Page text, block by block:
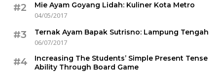
#2
Mie Ayam Goyang Lidah: Kuliner Kota Metro
04/05/2017
#3
Ternak Ayam Bapak Sutrisno: Lampung Tengah
06/07/2017
#4
Increasing The Students’ Simple Present Tense
Ability Through Board Game